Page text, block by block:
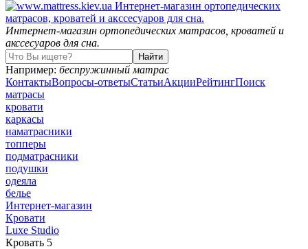
Интернет-магазин ортопедических матрасов, кроватей и
акссесуаров для сна.
Например: беспружинный матрас
КонтактыВопросы-ответыСтатьиАкцииРейтингПоиск
матрасы
кровати
каркасы
наматрасники
топперы
подматрасники
подушки
одеяла
белье
Интернет-магазин
Кровати
Luxe Studio
Кровать 5